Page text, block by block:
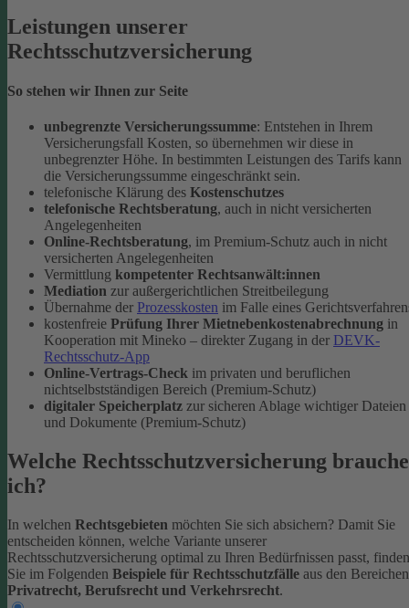
Leistungen unserer
Rechtsschutzversicherung
So stehen wir Ihnen zur Seite
unbegrenzte Versicherungssumme: Entstehen in Ihrem
Versicherungsfall Kosten, so übernehmen wir diese in
unbegrenzter Höhe. In bestimmten Leistungen des Tarifs kann
die Versicherungssumme eingeschränkt sein.
telefonische Klärung des Kostenschutzes
telefonische Rechtsberatung, auch in nicht versicherten
Angelegenheiten
Online-Rechtsberatung, im Premium-Schutz auch in nicht
versicherten Angelegenheiten
Vermittlung kompetenter Rechtsanwält:innen
Mediation zur außergerichtlichen Streitbeilegung
Übernahme der Prozesskosten im Falle eines
kostenfreie Prüfung Ihrer Mietnebenkostenabrechnung in
Kooperation mit Mineko – direkter Zugang in der DEVK-
Rechtsschutz-App
Online-Vertrags-Check im privaten und beruflichen
nichtselbstständigen Bereich (Premium-Schutz)
digitaler Speicherplatz zur sicheren Ablage wichtiger Dateien
und Dokumente (Premium-Schutz)
Welche Rechtsschutzversicherung brauche
ich?
In welchen Rechtsgebieten möchten Sie sich absichern? Damit Sie
entscheiden können, welche Variante unserer
Rechtsschutzversicherung optimal zu Ihren Bedürfnissen passt, finden
Sie im Folgenden Beispiele für Rechtsschutzfälle aus den Bereichen
Privatrecht, Berufsrecht und Verkehrsrecht.